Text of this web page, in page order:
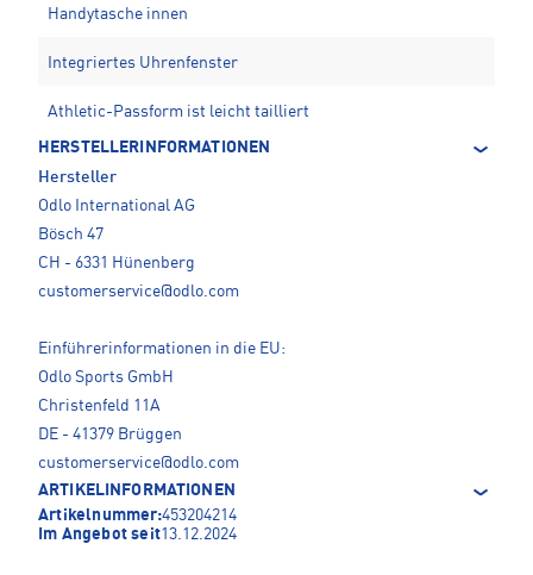
Handytasche innen
Integriertes Uhrenfenster
Athletic-Passform ist leicht tailliert
HERSTELLERINFORMATIONEN
Hersteller
Odlo International AG
Bösch 47
CH - 6331 Hünenberg
customerservice@odlo.com
Einführerinformationen in die EU:
Odlo Sports GmbH
Christenfeld 11A
DE - 41379 Brüggen
customerservice@odlo.com
ARTIKELINFORMATIONEN
Artikelnummer:453204214
Im Angebot seit13.12.2024